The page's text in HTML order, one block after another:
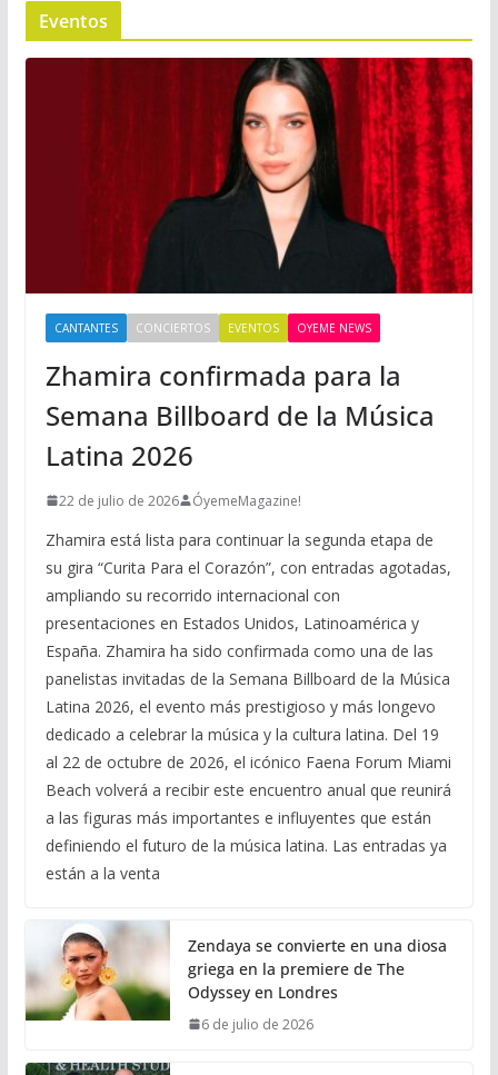
Eventos
CANTANTES CONCIERTOS EVENTOS OYEME NEWS
Zhamira confirmada para la
Semana Billboard de la Música
Latina 2026
22 de julio de 2026 ÓyemeMagazine!
Zhamira está lista para continuar la segunda etapa de
su gira “Curita Para el Corazón”, con entradas agotadas,
ampliando su recorrido internacional con
presentaciones en Estados Unidos, Latinoamérica y
España. Zhamira ha sido confirmada como una de las
panelistas invitadas de la Semana Billboard de la Música
Latina 2026, el evento más prestigioso y más longevo
dedicado a celebrar la música y la cultura latina. Del 19
al 22 de octubre de 2026, el icónico Faena Forum Miami
Beach volverá a recibir este encuentro anual que reunirá
a las figuras más importantes e influyentes que están
definiendo el futuro de la música latina. Las entradas ya
están a la venta
Zendaya se convierte en una diosa
griega en la premiere de The
Odyssey en Londres
6 de julio de 2026